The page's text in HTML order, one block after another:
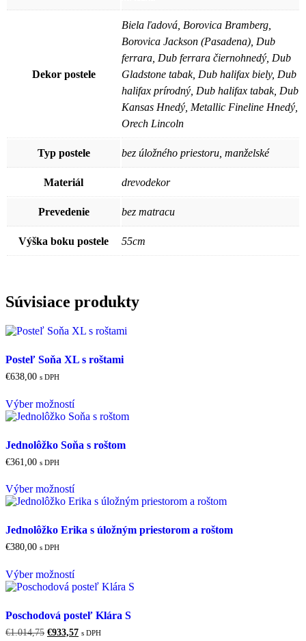
Dekor postele
Biela ľadová, Borovica Bramberg,
Borovica Jackson (Pasadena), Dub
ferrara, Dub ferrara čiernohnedý, Dub
Gladstone tabak, Dub halifax biely, Dub
halifax prírodný, Dub halifax tabak, Dub
Kansas Hnedý, Metallic Fineline Hnedý,
Orech Lincoln
Typ postele bez úložného priestoru, manželské
Materiál drevodekor
Prevedenie bez matracu
Výška boku postele 55cm
Súvisiace produkty
Posteľ Soňa XL s roštami
€638,00 s DPH
Výber možnostíprodukt
má
variantov.
vybrať
na
produktu.
Jednolôžko Soňa s roštom
€361,00 s DPH
Výber možnostíprodukt
má
variantov.
vybrať
na
produktu.
Jednolôžko Erika s úložným priestorom a roštom
€380,00 s DPH
Výber možnostíprodukt
má
variantov.
si
Poschodová posteľ Klára S
€1.014,75 Pôvodná
€933,57Aktuálna
s DPH